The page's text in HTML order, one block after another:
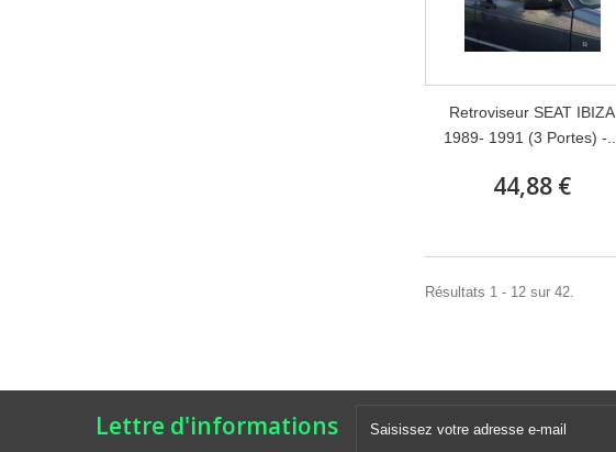
Retroviseur SEAT IBIZA
1989- 1991 (3 Portes) -...
44,88 €
Résultats 1 - 12 sur 42.
Lettre d'informations